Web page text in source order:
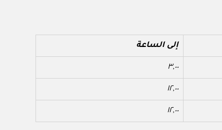
إلى الساعة
٣,٠٠
١٢,٠٠
١٢,٠٠